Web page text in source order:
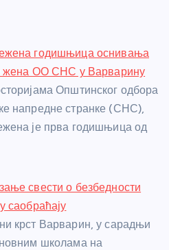
годишњица оснивања
жена ОО СНС у Варварину
Општинског одбора
напредне странке (СНС),
је прва годишњица од
свести о безбедности
саобраћају
крст Варварин, у сарадњи
школама на